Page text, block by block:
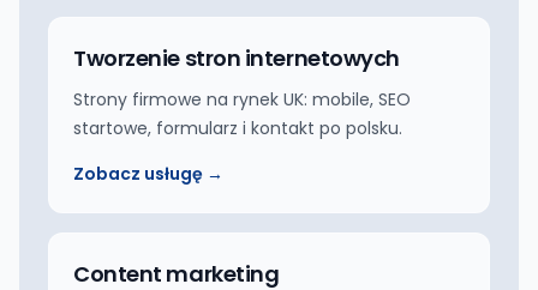
Tworzenie stron internetowych
Strony firmowe na rynek UK: mobile, SEO
startowe, formularz i kontakt po polsku.
Zobacz usługę →
Content marketing